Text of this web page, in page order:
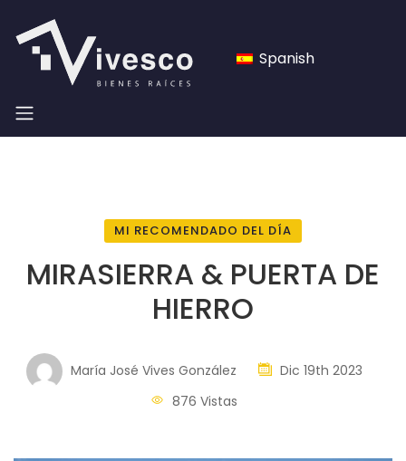
Spanish
MI RECOMENDADO DEL DÍA
MIRASIERRA & PUERTA DE
HIERRO
María José Vives González
Dic 19th 2023
876 Vistas